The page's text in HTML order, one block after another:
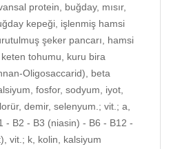
protein, buğday, mısır,
kepeği, işlenmiş hamsi
şeker pancarı, hamsi
keten tohumu, kuru bira
Oligosaccarid), beta
fosfor, sodyum, iyot,
demir, selenyum.; vit.; a,
- B2 - B3 (niasin) - B6 - B12 -
vit.; k, kolin, kalsiyum